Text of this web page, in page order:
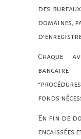
des
domaines,
Chaque
fonds
En fin de
encaissées